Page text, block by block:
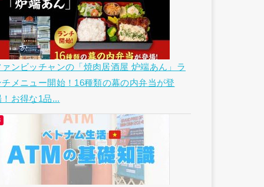
ァンビッチャンの「焼肉居酒屋 炉端あん」ラ
チメニュー開始！16種類の幕の内弁当が登
！お得な1品...